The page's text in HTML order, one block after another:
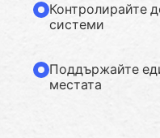
Контролирайте
системи
Поддържайте
местата